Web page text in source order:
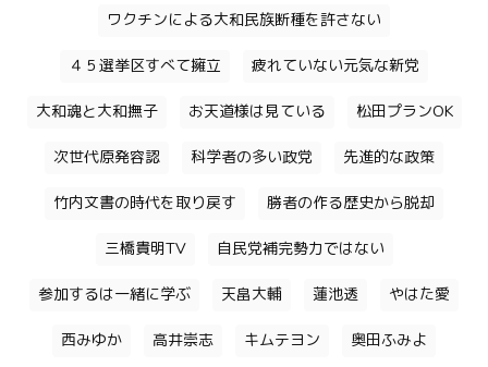
ワクチンによる大和民族断種を許さない
４５選挙区すべて擁立 疲れていない元気な新党
大和魂と大和撫子 お天道様は見ている 松田プランOK
次世代原発容認 科学者の多い政党 先進的な政策
竹内文書の時代を取り戻す 勝者の作る歴史から脱却
三橋貴明TV 自民党補完勢力ではない
参加するは一緒に学ぶ 天畠大輔 蓮池透 やはた愛
西みゆか 高井崇志 キムテヨン 奥田ふみよ